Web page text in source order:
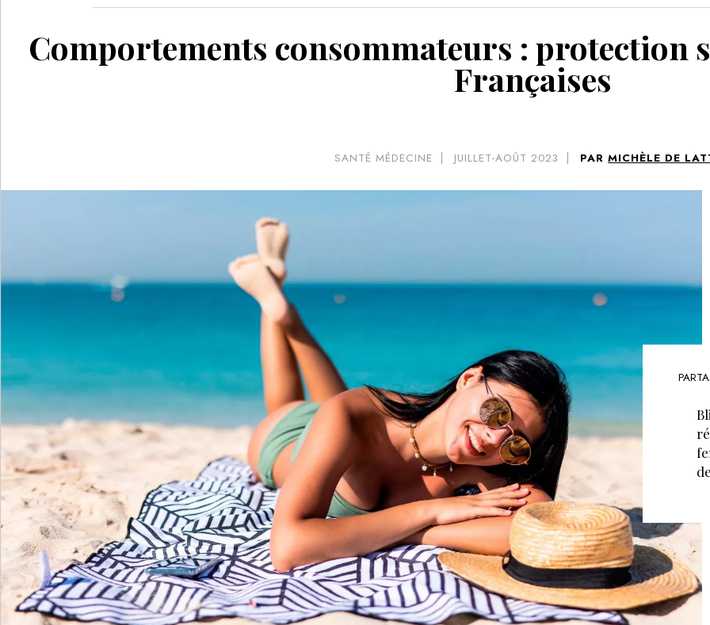
Comportements consommateurs : protection
Françaises
SANTÉ MÉDECINE JUILLET-AOÛT 2023 PAR MICHÈLE DE